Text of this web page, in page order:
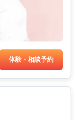
体験・相談予約